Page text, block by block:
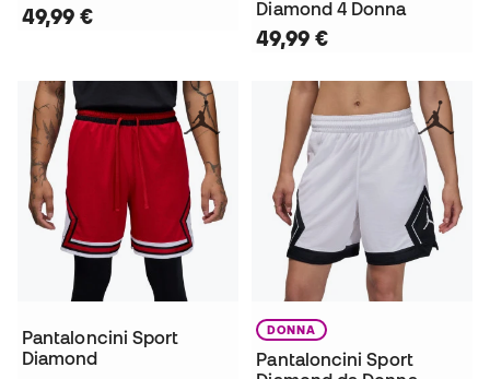
49,99 €
Diamond 4 Donna
49,99 €
Pantaloncini Sport
Diamond
DONNA
Pantaloncini Sport